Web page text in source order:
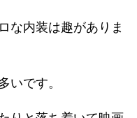
な内装は趣がありま
いです。